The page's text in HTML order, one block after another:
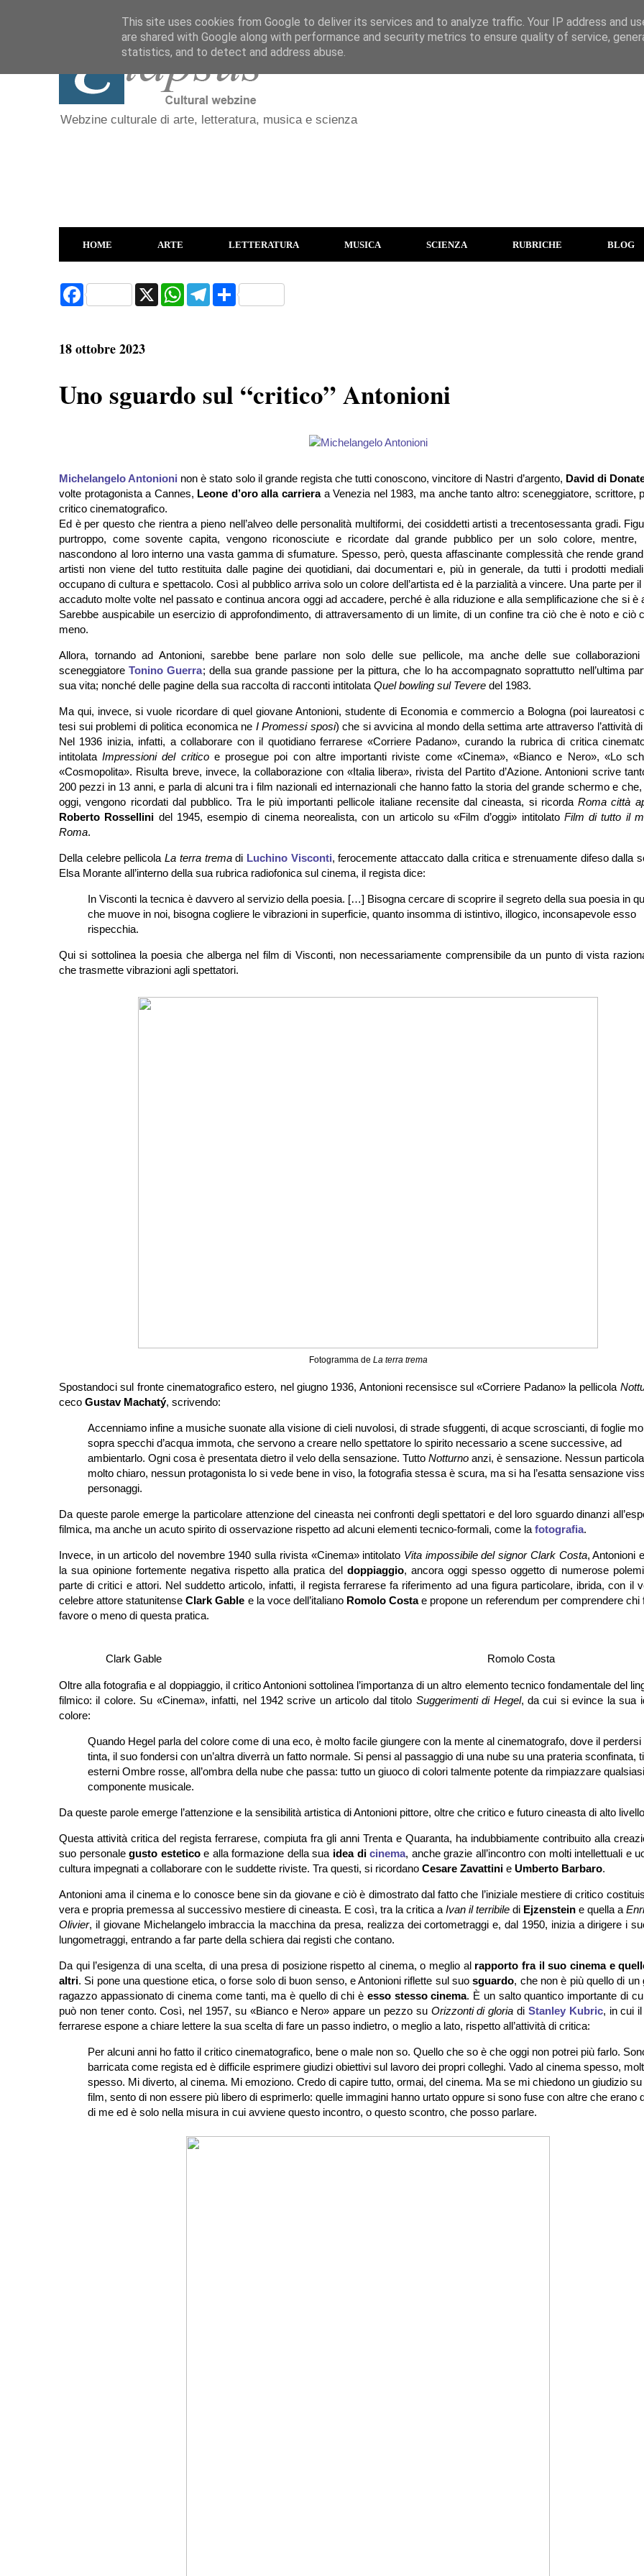
Webzine culturale di arte, letteratura, musica e scienza
HOME ARTE LETTERATURA MUSICA SCIENZA RUBRICHE BLOG
F
a
o
o
X
W
T
S
h
18 ottobre 2023
Uno sguardo sul “critico” Antonioni
Michelangelo Antonioni non è stato solo il grande regista che tutti conoscono, vincitore di Nastri d’argento, David di
volte protagonista a Cannes, Leone d’oro alla carriera a Venezia nel 1983, ma anche tanto altro: sceneggiatore, scrittore,
critico cinematografico.
Ed è per questo che rientra a pieno nell’alveo delle personalità multiformi, dei cosiddetti artisti a trecentosessanta gradi.
purtroppo, come sovente capita, vengono riconosciute e ricordate dal grande pubblico per un solo colore, mentre,
nascondono al loro interno una vasta gamma di sfumature. Spesso, però, questa affascinante complessità che rende
artisti non viene del tutto restituita dalle pagine dei quotidiani, dai documentari e, più in generale, da tutti i prodotti
occupano di cultura e spettacolo. Così al pubblico arriva solo un colore dell’artista ed è la parzialità a vincere. Una parte per il
accaduto molte volte nel passato e continua ancora oggi ad accadere, perché è alla riduzione e alla semplificazione che si è
Sarebbe auspicabile un esercizio di approfondimento, di attraversamento di un limite, di un confine tra ciò che è noto e ciò
meno.
Allora, tornando ad Antonioni, sarebbe bene parlare non solo delle sue pellicole, ma anche delle sue
sceneggiatore Tonino Guerra; della sua grande passione per la pittura, che lo ha accompagnato soprattutto nell’ultima
sua vita; nonché delle pagine della sua raccolta di racconti intitolata Quel bowling sul Tevere del 1983.
Ma qui, invece, si vuole ricordare di quel giovane Antonioni, studente di Economia e commercio a Bologna (poi laureatosi
tesi sui problemi di politica economica ne I Promessi sposi) che si avvicina al mondo della settima arte attraverso l’attività
Nel 1936 inizia, infatti, a collaborare con il quotidiano ferrarese «Corriere Padano», curando la rubrica di critica
intitolataImpressioni del criticoe prosegue poi con altre importanti riviste come «Cinema», «Bianco e Nero», «Lo
«Cosmopolita». Risulta breve, invece, la collaborazione con «Italia libera», rivista del Partito d’Azione. Antonioni scrive
200 pezzi in 13 anni, e parla di alcuni tra i film nazionali ed internazionali che hanno fatto la storia del grande schermo e
oggi, vengono ricordati dal pubblico. Tra le più importanti pellicole italiane recensite dal cineasta, si ricordaRoma città
Roberto Rossellini del 1945, esempio di cinema neorealista, con un articolo su «Film d’oggi» intitolato Film di tutto il
Roma.
Della celebre pellicolaLa terra tremadi Luchino Visconti, ferocemente attaccato dalla critica e strenuamente difeso dalla
Elsa Morante all’interno della sua rubrica radiofonica sul cinema, il regista dice:
In Visconti la tecnica è davvero al servizio della poesia. […] Bisogna cercare di scoprire il segreto della sua poesia in
che muove in noi, bisogna cogliere le vibrazioni in superficie, quanto insomma di istintivo, illogico, inconsapevole esso
rispecchia.
Qui si sottolinea la poesia che alberga nel film di Visconti, non necessariamente comprensibile da un punto di vista
che trasmette vibrazioni agli spettatori.
Fotogramma de La terra trema
Spostandoci sul fronte cinematografico estero, nel giugno 1936, Antonioni recensisce sul «Corriere Padano» la pellicola
ceco Gustav Machatý, scrivendo:
Accenniamo infine a musiche suonate alla visione di cieli nuvolosi, di strade sfuggenti, di acque scroscianti, di foglie
sopra specchi d’acqua immota, che servono a creare nello spettatore lo spirito necessario a scene successive, ad
ambientarlo. Ogni cosa è presentata dietro il velo della sensazione. Tutto Notturno anzi, è sensazione. Nessun
molto chiaro, nessun protagonista lo si vede bene in viso, la fotografia stessa è scura, ma si ha l’esatta sensazione
personaggi.
Da queste parole emerge la particolare attenzione del cineasta nei confronti degli spettatori e del loro sguardo dinanzi
filmica, ma anche un acuto spirito di osservazione rispetto ad alcuni elementi tecnico-formali, come la fotografia.
Invece, in un articolo del novembre 1940 sulla rivista «Cinema» intitolato Vita impossibile del signor Clark Costa, Antonioni
la sua opinione fortemente negativa rispetto alla pratica del doppiaggio, ancora oggi spesso oggetto di numerose
parte di critici e attori. Nel suddetto articolo, infatti, il regista ferrarese fa riferimento ad una figura particolare, ibrida, con il
celebre attore statunitenseClark Gable e la voce dell’italiano Romolo Costae propone un referendum per comprendere chi
favore o meno di questa pratica.
Clark Gable Romolo Costa
Oltre alla fotografia e al doppiaggio, il critico Antonioni sottolinea l’importanza di un altro elemento tecnico fondamentale del
filmico: il colore. Su «Cinema», infatti, nel 1942 scrive un articolo dal titolo Suggerimenti di Hegel, da cui si evince la sua
colore:
Quando Hegel parla del colore come di una eco, è molto facile giungere con la mente al cinematografo, dove il perdersi
tinta, il suo fondersi con un’altra diverrà un fatto normale. Si pensi al passaggio di una nube su una prateria sconfinata,
esterni Ombre rosse, all’ombra della nube che passa: tutto un giuoco di colori talmente potente da rimpiazzare qualsiasi
componente musicale.
Da queste parole emerge l’attenzione e la sensibilità artistica di Antonioni pittore, oltre che critico e futuro cineasta di alto
Questa attività critica del regista ferrarese, compiuta fra gli anni Trenta e Quaranta, ha indubbiamente contribuito alla
suo personalegusto esteticoe alla formazione della sua idea dicinema, anche grazie all’incontro con molti intellettuali e
cultura impegnati a collaborare con le suddette riviste. Tra questi, si ricordano Cesare Zavattini e Umberto Barbaro.
Antonioni ama il cinema e lo conosce bene sin da giovane e ciò è dimostrato dal fatto che l’iniziale mestiere di critico
vera e propria premessa al successivo mestiere di cineasta. E così, tra la critica a Ivan il terribile di Ejzenstein e quella a
Olivier, il giovane Michelangelo imbraccia la macchina da presa, realizza dei cortometraggi e, dal 1950, inizia a dirigere i
lungometraggi, entrando a far parte della schiera dai registi che contano.
Da qui l’esigenza di una scelta, di una presa di posizione rispetto al cinema, o meglio al rapporto fra il suo cinema e
altri. Si pone una questione etica, o forse solo di buon senso, e Antonioni riflette sul suosguardo, che non è più quello di un
ragazzo appassionato di cinema come tanti, ma è quello di chi è esso stesso cinema. È un salto quantico importante di
può non tener conto. Così, nel 1957, su «Bianco e Nero» appare un pezzo su Orizzonti di gloria di Stanley Kubric, in cui
ferrarese espone a chiare lettere la sua scelta di fare un passo indietro, o meglio a lato, rispetto all’attività di critica:
Per alcuni anni ho fatto il critico cinematografico, bene o male non so. Quello che so è che oggi non potrei più farlo.
barricata come regista ed è difficile esprimere giudizi obiettivi sul lavoro dei propri colleghi. Vado al cinema spesso,
spesso. Mi diverto, al cinema. Mi emoziono. Credo di capire tutto, ormai, del cinema. Ma se mi chiedono un giudizio su
film, sento di non essere più libero di esprimerlo: quelle immagini hanno urtato oppure si sono fuse con altre che erano
di me ed è solo nella misura in cui avviene questo incontro, o questo scontro, che posso parlare.
This site uses cookies from Google to deliver its services and to analyze traffic. Your IP address and
are shared with Google along with performance and security metrics to ensure quality of service,
statistics, and to detect and address abuse.